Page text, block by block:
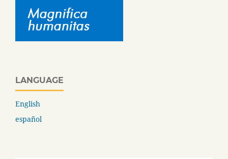
LANGUAGE
English
español